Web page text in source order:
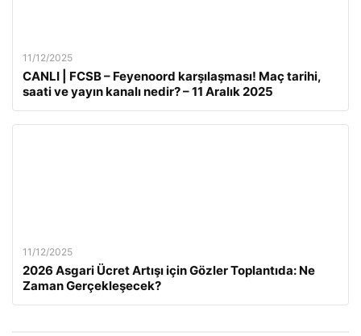
11/12/2025
CANLI | FCSB – Feyenoord karşılaşması! Maç tarihi,
saati ve yayın kanalı nedir? – 11 Aralık 2025
11/12/2025
2026 Asgari Ücret Artışı için Gözler Toplantıda: Ne
Zaman Gerçekleşecek?